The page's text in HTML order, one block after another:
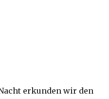
erkunden wir den